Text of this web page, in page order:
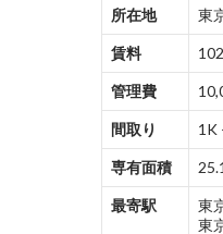
所在地 東
賃料
管理費
間取り 1K
専有面積
最寄駅
東
東